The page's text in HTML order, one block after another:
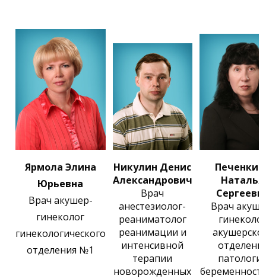
Ярмола Элина
Юрьевна
Врач акушер-
гинеколог
гинекологического
отделения №1
Никулин Денис
Александрович
Врач
анестезиолог-
реаниматолог
реанимации и
интенсивной
терапии
новорожденных
Наталья
Врач